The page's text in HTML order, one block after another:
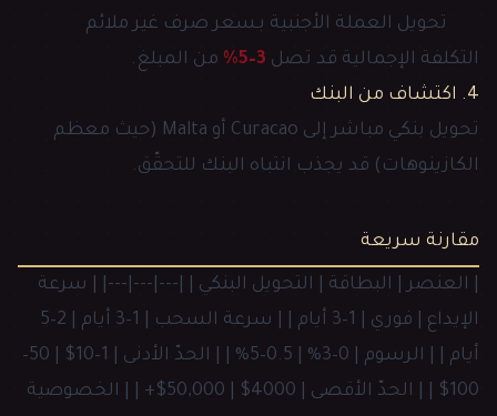
تحويل العملة الأجنبية بـسعر صرف غير ملائم
التكلفة الإجمالية قد تصل 3–5%
من المبلغ.
4. اكتشاف من البنك
تحويل بنكي مباشر إلى Curacao أو Malta (حيث معظم
الكازينوهات) قد يجذب انتباه البنك للتحقّق.
مقارنة سريعة
| العنصر | البطاقة | التحويل البنكي | |---|---|---| | سرعة
الإيداع | فوري | 1–3 أيام | | سرعة السحب | 1–3 أيام | 2–5
أيام | | الرسوم | 0–3% | 0.5–5% | | الحدّ الأدنى | 1–10$ | 50–
100$ | | الحدّ الأقصى | 4000$ | 50,000$+ | | الخصوصية